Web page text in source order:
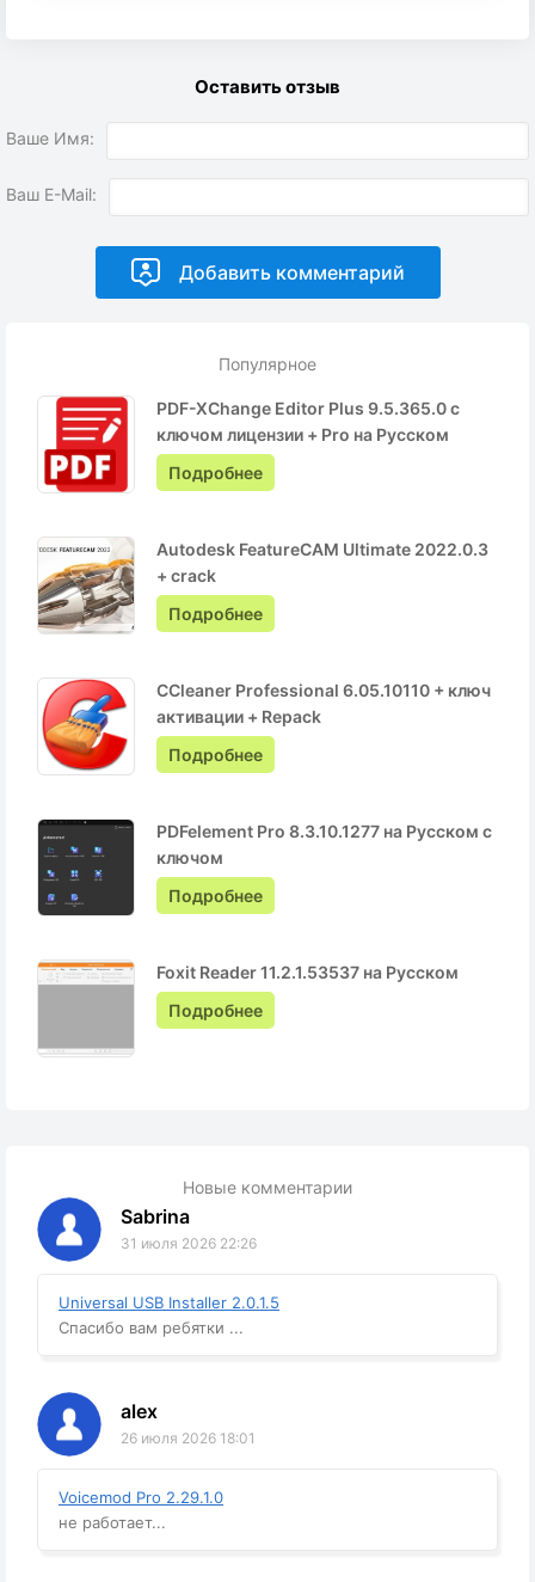
Популярное
PDF-XChange Editor Plus 9.5.365.0 с
ключом лицензии + Pro на Русском
Подробнее
Autodesk FeatureCAM Ultimate 2022.0.3
+ crack
Подробнее
CCleaner Professional 6.05.10110 + ключ
активации + Repack
Подробнее
PDFelement Pro 8.3.10.1277 на Русском с
ключом
Подробнее
Foxit Reader 11.2.1.53537 на Русском
Подробнее
Новые комментарии
Sabrina
31 июля 2026 22:26
Universal USB Installer 2.0.1.5
Спасибо вам ребятки ...
alex
26 июля 2026 18:01
Voicemod Pro 2.29.1.0
не работает...
Оставить отзыв
Ваше Имя:
Ваш E-Mail: